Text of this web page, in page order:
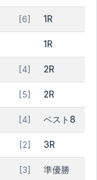
[6] 1R
1R
[4] 2R
[5] 2R
[4] ベスト8
[2] 3R
[3] 準優勝